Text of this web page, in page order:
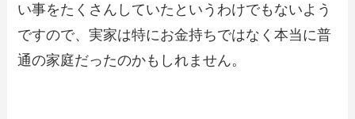
い事をたくさんしていたというわけでもないよう
ですので、実家は特にお金持ちではなく本当に普
通の家庭だったのかもしれません。